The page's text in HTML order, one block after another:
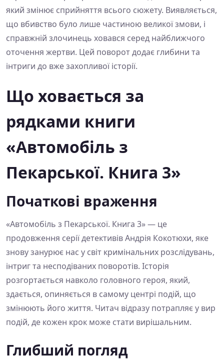
який змінює сприйняття всього сюжету. Виявляється,
що вбивство було лише частиною великої змови, і
справжній злочинець ховався серед найближчого
оточення жертви. Цей поворот додає глибини та
інтриги до вже захопливої історії.
Що ховається за
рядками книги
«Автомобіль з
Пекарської. Книга 3»
Початкові враження
«Автомобіль з Пекарської. Книга 3» — це
продовження серії детективів Андрія Кокотюхи, яке
знову занурює нас у світ кримінальних розслідувань,
інтриг та несподіваних поворотів. Історія
розгортається навколо головного героя, який,
здається, опиняється в самому центрі подій, що
змінюють його життя. Читач відразу потрапляє у вир
подій, де кожен крок може стати вирішальним.
Глибший погляд